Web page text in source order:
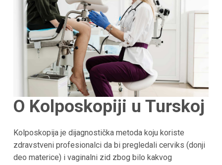
O Kolposkopiji u Turskoj
Kolposkopija je dijagnostička metoda koju koriste
zdravstveni profesionalci da bi pregledali cerviks (donji
deo materice) i vaginalni zid zbog bilo kakvog